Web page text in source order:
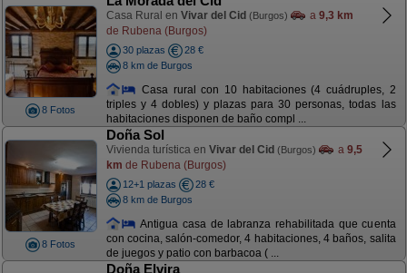
8 Fotos
Casa Rural en Vivar del Cid (Burgos) a 9,3 km
de Rubena (Burgos)
30 plazas
28 €
8 km de Burgos
Casa rural con 10 habitaciones (4 cuádruples, 2
triples y 4 dobles) y plazas para 30 personas, todas las
habitaciones disponen de baño compl ...
8 Fotos
Doña Sol
Vivienda turística en Vivar del Cid (Burgos) a 9,5
km de Rubena (Burgos)
12+1 plazas
28 €
8 km de Burgos
Antigua casa de labranza rehabilitada que cuenta
con cocina, salón-comedor, 4 habitaciones, 4 baños, salita
de juegos y patio con barbacoa ( ...
Doña Elvira